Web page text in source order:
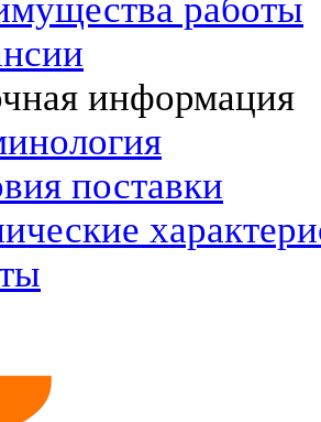
работы
информация
поставки